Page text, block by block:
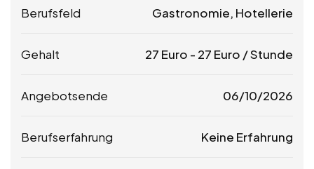
Berufsfeld Gastronomie, Hotellerie
Gehalt 27 Euro - 27 Euro / Stunde
Angebotsende 06/10/2026
Berufserfahrung Keine Erfahrung